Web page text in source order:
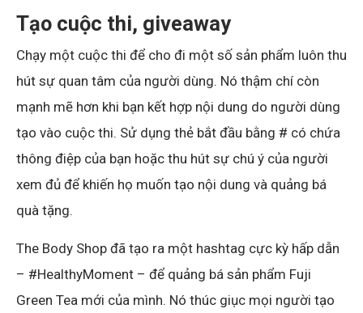
Tạo cuộc thi, giveaway
Chạy một cuộc thi để cho đi một số sản phẩm luôn thu
hút sự quan tâm của người dùng. Nó thậm chí còn
mạnh mẽ hơn khi bạn kết hợp nội dung do người dùng
tạo vào cuộc thi. Sử dụng thẻ bắt đầu bằng # có chứa
thông điệp của bạn hoặc thu hút sự chú ý của người
xem đủ để khiến họ muốn tạo nội dung và quảng bá
quà tặng.
The Body Shop đã tạo ra một hashtag cực kỳ hấp dẫn
– #HealthyMoment – để quảng bá sản phẩm Fuji
Green Tea mới của mình. Nó thúc giục mọi người tạo